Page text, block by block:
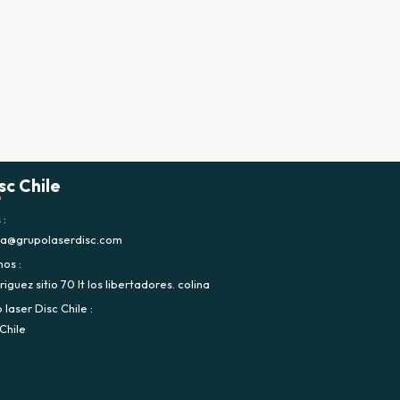
Chile
sitio 70 lt los libertadores. colina
Disc Chile